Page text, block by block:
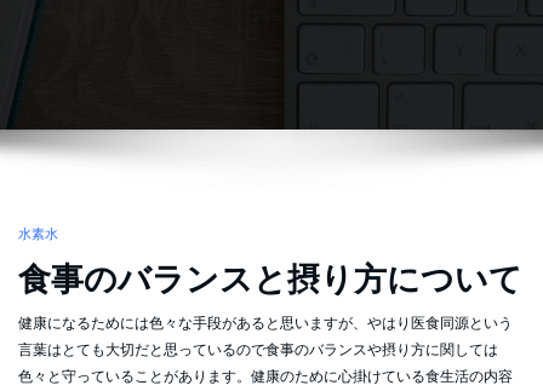
水素水
食事のバランスと摂り方について
健康になるためには色々な手段があると思いますが、やはり医食同源という
言葉はとても大切だと思っているので食事のバランスや摂り方に関しては
色々と守っていることがあります。健康のために心掛けている食生活の内容